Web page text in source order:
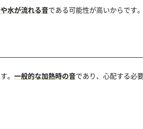
水が流れる音である可能性が高いからです。
。 一般的な加熱時の音であり、心配する必